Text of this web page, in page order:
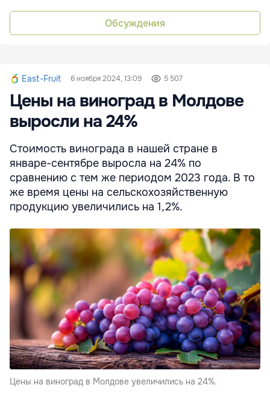
Обсуждения
East-Fruit 6 ноября 2024, 13:09 5 507
Цены на виноград в Молдове
выросли на 24%
Стоимость винограда в нашей стране в
январе-сентябре выросла на 24% по
сравнению с тем же периодом 2023 года. В то
же время цены на сельскохозяйственную
продукцию увеличились на 1,2%.
Цены на виноград в Молдове увеличились на 24%.